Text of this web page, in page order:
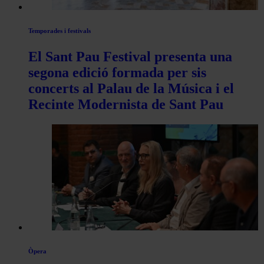
Temporades i festivals
El Sant Pau Festival presenta una
segona edició formada per sis
concerts al Palau de la Música i el
Recinte Modernista de Sant Pau
Òpera